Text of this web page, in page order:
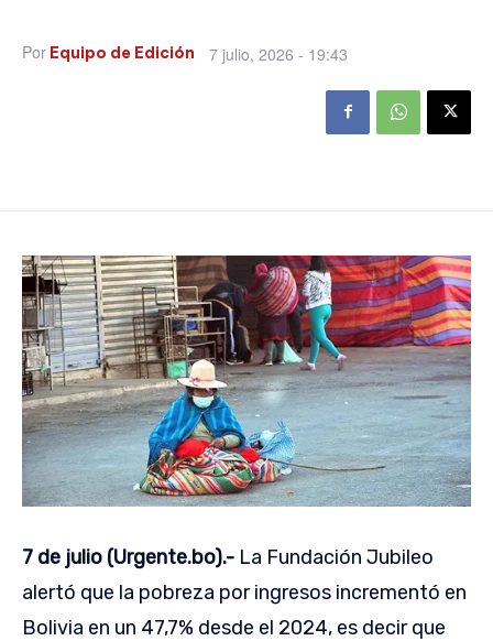
Por Equipo de Edición 7 julio, 2026 - 19:43
7 de julio (Urgente.bo).- La Fundación Jubileo
alertó que la pobreza por ingresos incrementó en
Bolivia en un 47,7% desde el 2024, es decir que